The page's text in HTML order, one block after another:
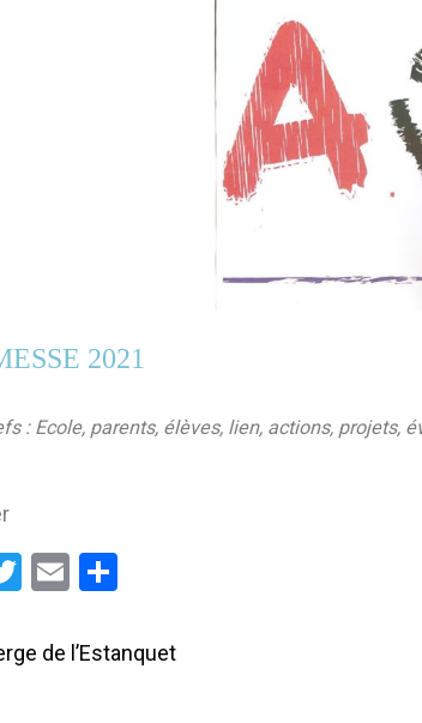
2021
: Ecole, parents, élèves, lien, actions, projets,
Twitter
Email
de l’Estanquet